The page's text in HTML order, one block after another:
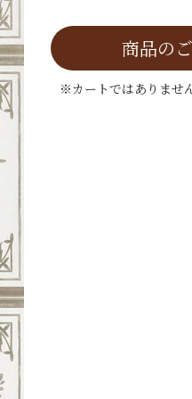
商品の
※カートではありませ